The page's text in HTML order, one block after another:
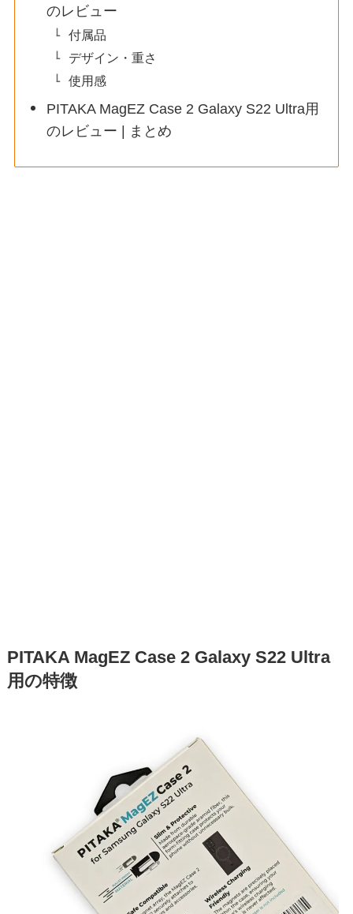
のレビュー
付属品
デザイン・重さ
使用感
PITAKA MagEZ Case 2 Galaxy S22 Ultra用
のレビュー | まとめ
PITAKA MagEZ Case 2 Galaxy S22 Ultra
用の特徴